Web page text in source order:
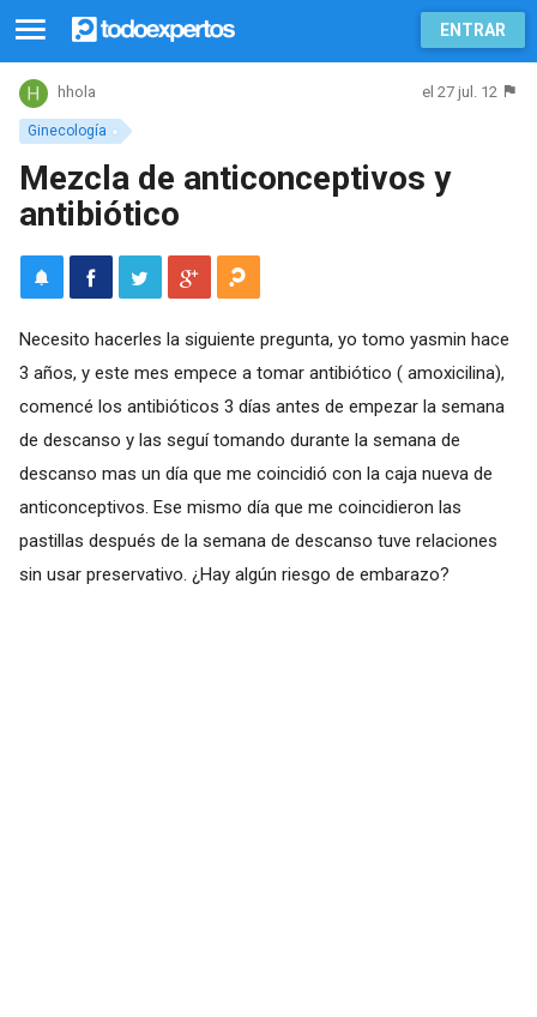
ENTRAR
Ginecología
hhola el 27 jul. 12
Mezcla de anticonceptivos y
antibiótico
Necesito hacerles la siguiente pregunta, yo tomo yasmin hace
3 años, y este mes empece a tomar antibiótico ( amoxicilina),
comencé los antibióticos 3 días antes de empezar la semana
de descanso y las seguí tomando durante la semana de
descanso mas un día que me coincidió con la caja nueva de
anticonceptivos. Ese mismo día que me coincidieron las
pastillas después de la semana de descanso tuve relaciones
sin usar preservativo. ¿Hay algún riesgo de embarazo?